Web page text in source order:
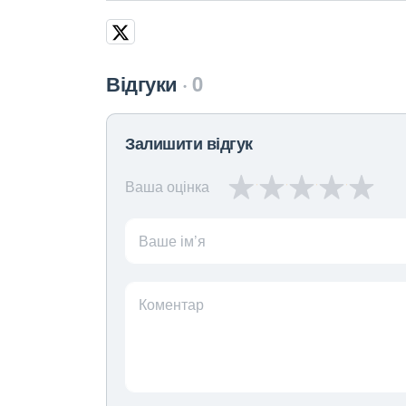
Відгуки 0
Залишити відгук
Ваша оцінка
Ваше ім’я
Коментар